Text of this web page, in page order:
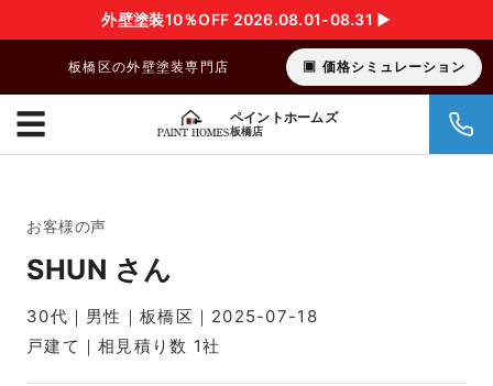
外壁塗装10％OFF 2026.08.01-08.31 ▶︎
板橋区の外壁塗装専門店 価格シミュレーション
ペイントホームズ
板橋店
☰
お客様の声
SHUN さん
30代｜男性｜板橋区｜2025-07-18
戸建て｜相見積り数 1社